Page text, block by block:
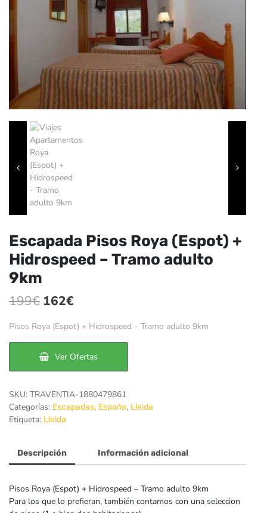
Escapada Pisos Roya (Espot) +
Hidrospeed – Tramo adulto
9km
199€ El
precio
era:
199€.
162€
precio
es:
162€.
Pisos Roya (Espot) + Hidrospeed – Tramo adulto 9km
Ver Ofertas
SKU: TRAVENTIA-1880479861
Categorías: Escapadas, España, Lleida
Etiqueta: Lleida
Descripción Información adicional
Pisos Roya (Espot) + Hidrospeed – Tramo adulto 9km
Para los que lo prefieran, también contamos con una seleccion